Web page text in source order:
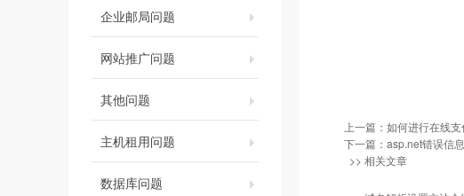
企业邮局问题
网站推广问题
其他问题
主机租用问题
数据库问题
上一篇： 如何进行在线支
下一篇： asp.net错误信
>> 相关文章